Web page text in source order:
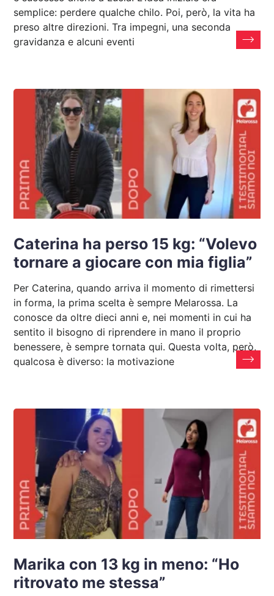
semplice: perdere qualche chilo. Poi, però, la vita ha
preso altre direzioni. Tra impegni, una seconda
gravidanza e alcuni eventi
Caterina ha perso 15 kg: “Volevo
tornare a giocare con mia figlia”
Per Caterina, quando arriva il momento di rimettersi
in forma, la prima scelta è sempre Melarossa. La
conosce da oltre dieci anni e, nei momenti in cui ha
sentito il bisogno di riprendere in mano il proprio
benessere, è sempre tornata qui. Questa volta, però,
qualcosa è diverso: la motivazione
Marika con 13 kg in meno: “Ho
ritrovato me stessa”